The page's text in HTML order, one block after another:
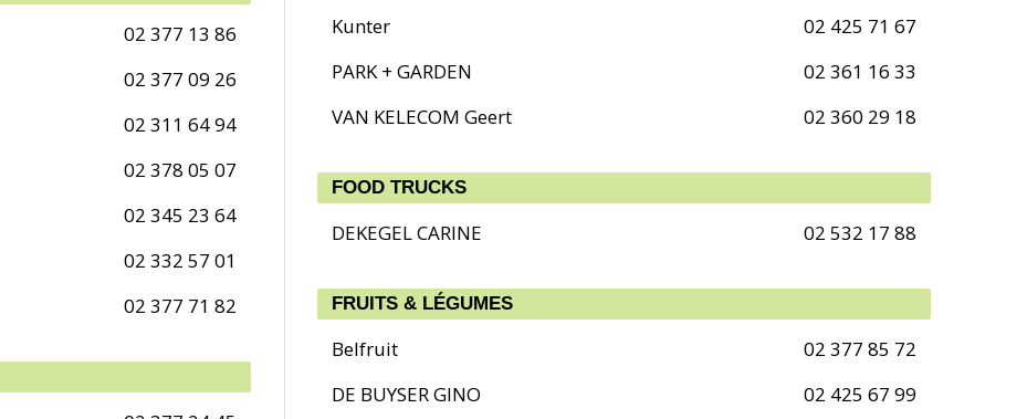
02 377 13 86
02 377 09 26
02 311 64 94
02 378 05 07
02 345 23 64
02 332 57 01
02 377 71 82
Kunter
02 425 71 67
PARK + GARDEN
02 361 16 33
VAN KELECOM Geert
02 360 29 18
FOOD TRUCKS
DEKEGEL CARINE 02 532 17 88
FRUITS & LÉGUMES
Belfruit
02 377 85 72
DE BUYSER GINO
02 425 67 99